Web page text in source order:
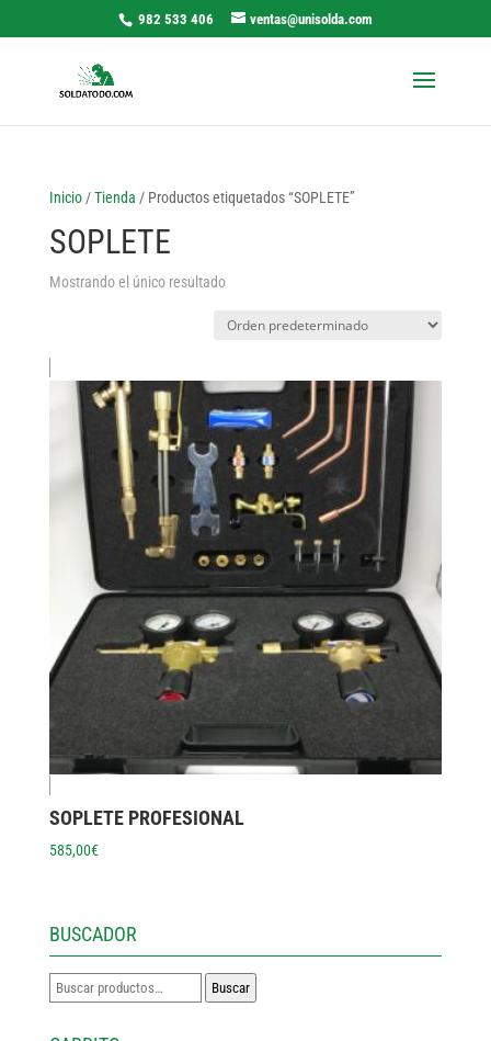
982 533 406 ventas@unisolda.com
Inicio/Tienda / Productos etiquetados “SOPLETE”
SOPLETE
Mostrando el único resultado
SOPLETE PROFESIONAL
585,00€
BUSCADOR
Buscar
por:
Buscar